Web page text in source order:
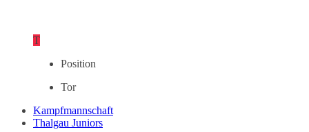
T
Position
Tor
Kampfmannschaft
Thalgau Juniors